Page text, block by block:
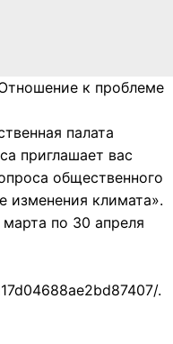
к проблеме
палата
приглашает вас
общественного
климата».
по 30 апреля
.